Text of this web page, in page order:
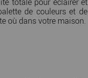
de couleurs et de
où dans votre maison.